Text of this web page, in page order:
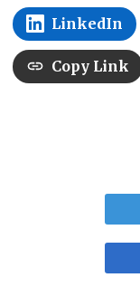
LinkedIn
Copy Link